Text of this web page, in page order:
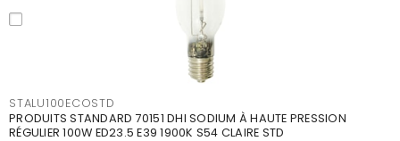
STALU100ECOSTD
PRODUITS STANDARD 70151 DHI SODIUM À HAUTE PRESSION
RÉGULIER 100W ED23.5 E39 1900K S54 CLAIRE STD